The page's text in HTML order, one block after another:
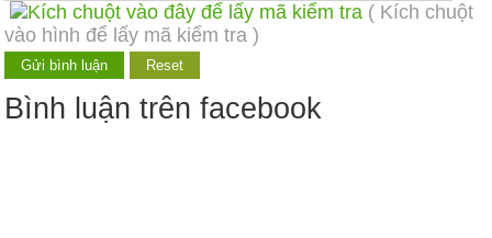
( Kích chuột
vào hình để lấy mã kiểm tra )
Bình luận trên facebook